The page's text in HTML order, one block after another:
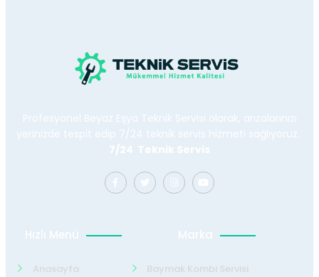
Profesyonel Beyaz Eşya Teknik Servisi olarak, arızalarınızı
yerinizde tespit edip 7/24 teknik servis hizmeti sağlıyoruz.
7/24 Teknik Servis
Hızlı Menü
Anasayfa
Marka
Baymak Kombi Servisi